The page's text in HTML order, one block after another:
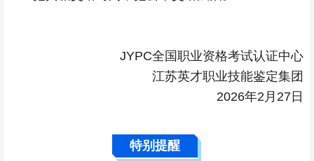
JYPC全国职业资格考试认证中心
江苏英才职业技能鉴定集团
2026年2月27日
特别提醒